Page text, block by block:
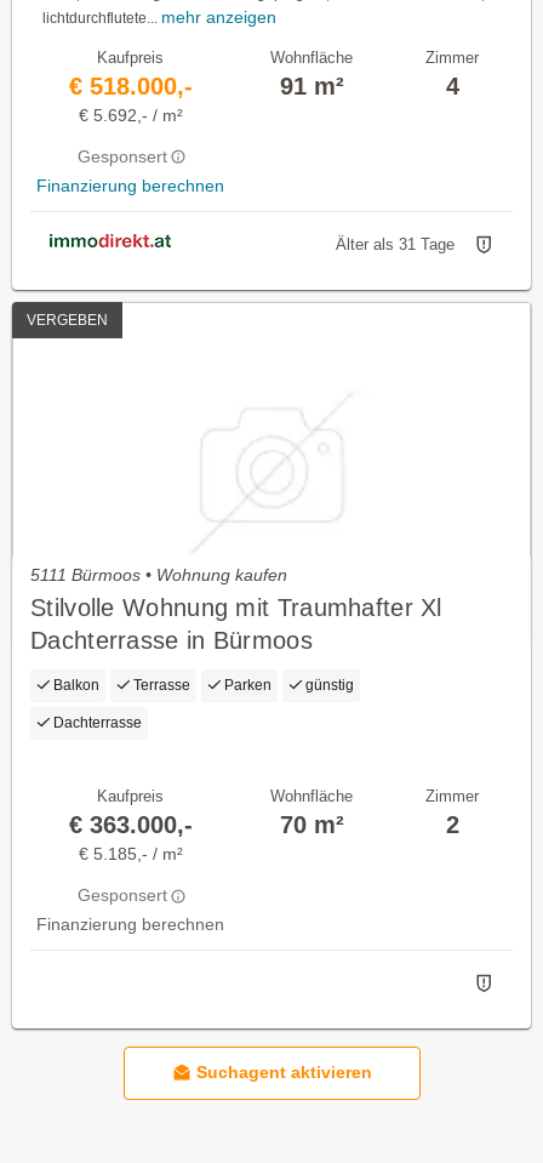
lichtdurchflutete...
mehr anzeigen
Kaufpreis
€ 518.000,-
€ 5.692,- / m²
Gesponsert
Finanzierung berechnen
Wohnfläche
91 m²
Zimmer
4
Älter als 31 Tage
VERGEBEN
5111 Bürmoos • Wohnung kaufen
Stilvolle Wohnung mit Traumhafter Xl
Dachterrasse in Bürmoos
Balkon Terrasse Parken günstig
Dachterrasse
Kaufpreis
€ 363.000,-
€ 5.185,- / m²
Gesponsert
Finanzierung berechnen
Wohnfläche
70 m²
Zimmer
2
Suchagent aktivieren